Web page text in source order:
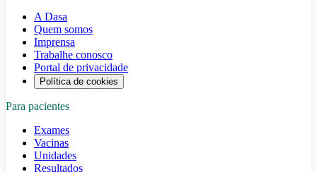
A Dasa
Quem somos
Imprensa
Trabalhe conosco
Portal de privacidade
Política de cookies
Para pacientes
Exames
Vacinas
Unidades
Resultados